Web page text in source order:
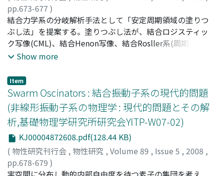
pp.673-677 )
小室, 元政;Komuro, Motomasa;コムロ, モトマサ
結合力学系の分岐解析手法として「安定周期領域の塗りつ
ぶし法」を提案する。塗りつぶし法が、結合ロジスティッ
ク写像(CML)、結合Henon写像、結合Rosller系(周期境界
条件、Dx=Dy=Dz=eps)に対して、有効に働くこと、安定
に、安定2周期領域の右・左の分岐曲線が、2周期軌道の最
大・最小ドメイン長と深く関係することを示した。CMLの
場合に、進行波アトラクタが、特定の型を持つ安定4周期
領域の先端からサドルノード分岐を通して発生しているこ
とを示した。この領域の先端は、鎌状に凹んだ特長的な形
状を持っている。結合Henon写像、結合Rosller系の場合
にも、進行波アトラクタが、同様のメカニズムで発生して
いることを示唆した。(この報告では、結合Henon写像、
結合Rosller系については触れない。)
Show more
Item
Swarm Oscinators : 結合振動子系の現代的問題
(非線形振動子系の物理学 : 現代的問題とその解
析,基礎物理学研究所研究会YITP-W07-02)
KJ00004872608.pdf(128.44 KB)
( 物性研究刊行会 , 物性研究 , Volume 89 , Issue 5 , 2008 ,
pp.678-679 )